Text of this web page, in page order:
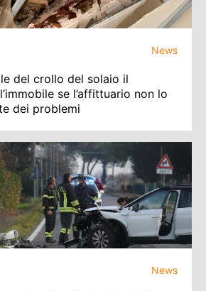
News
del crollo del solaio il
se l’affittuario non lo
dei problemi
News